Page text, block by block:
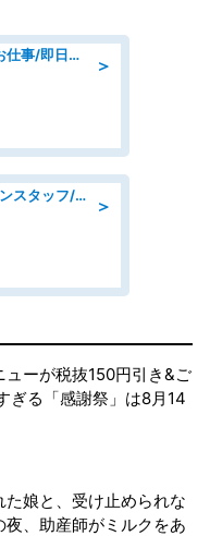
＞
営業/商社でのルート営業のお仕事/即日勤務可/車通勤可/営業
＞
日払いOKで即日収入/キッチンスタッフ/「原付免許必須」デリバリー業務など、自己成長可能な幅広い仕事に挑戦!髪型自由&ピアス・ネイルOK/茨城県/水戸市
ューが税抜150円引き&ご
ぎる「感謝祭」は8月14
た娘と、受け止められな
、助産師がミルクをあ